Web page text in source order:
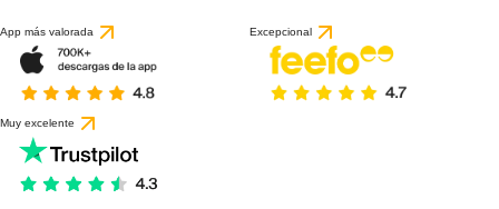
App más valorada Excepcional
Muy excelente